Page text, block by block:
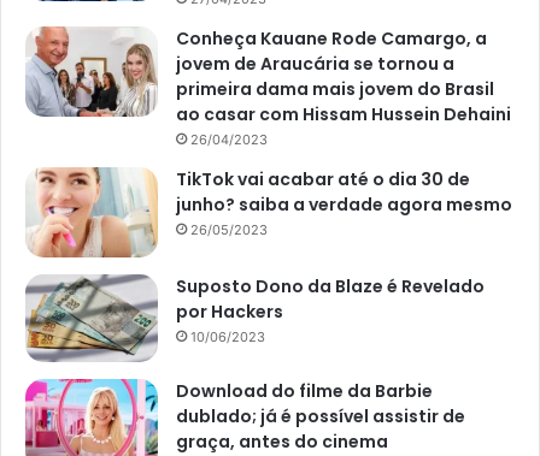
Mas, o que mais chamou a atenção dela foi o forte calor de
36 graus logo na parte da manhã. Afinal de contas, o Rio
de Janeiro está fervendo nesta época do ano e não está
Porém, Gabi Martins não tem tempo ruim e pegou pesado
no treinamento. E a menina parece que vai mesmo arrasar
quando a folia chegar para valer.
Conheça Kauane Rode Camargo, a
jovem de Araucária se tornou a
primeira dama mais jovem do Brasil
ao casar com Hissam Hussein Dehaini
26/04/2023
TikTok vai acabar até o dia 30 de
junho? saiba a verdade agora mesmo
26/05/2023
Suposto Dono da Blaze é Revelado
por Hackers
10/06/2023
Download do filme da Barbie
dublado; já é possível assistir de
graça, antes do cinema